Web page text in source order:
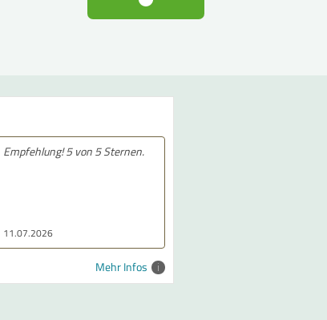
11.07.2026
Empfehlung! 5 von 5 Sternen.
Mehr Infos